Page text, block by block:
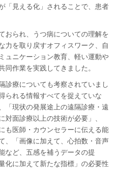
「見える化」されることで、患者
おられ、うつ病についての理解を
力を取り戻すオフィスワーク、自
ュニケーション教育、軽い運動や
作業を実践してきました。
診療についても考察されていまし
られる情報すべてを捉えていな
「現状の発展途上の遠隔診療・遠
面診療以上の技術が必要」、
も医師・カウンセラーに伝える能
、「画像に加えて、心拍数・音声
など、五感を補うデータの提
化に加えて新たな指標」の必要性